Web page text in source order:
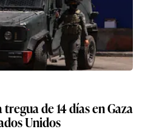
de 14 días en Gaza
Unidos